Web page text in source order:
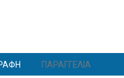
ΠΑΡΑΓΓΕΛΙΑ